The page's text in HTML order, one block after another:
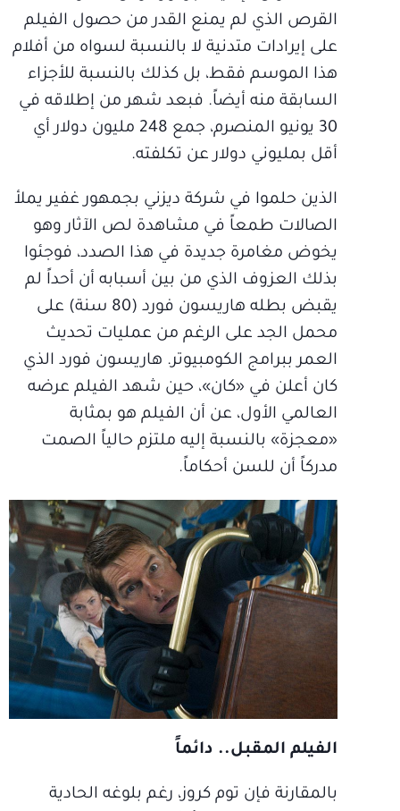
القرص الذي لم يمنع القدر من حصول الفيلم
على إيرادات متدنية لا بالنسبة لسواه من أفلام
هذا الموسم فقط، بل كذلك بالنسبة للأجزاء
السابقة منه أيضاً. فبعد شهر من إطلاقه في
30 يونيو المنصرم، جمع 248 مليون دولار أي
أقل بمليوني دولار عن تكلفته.
الذين حلموا في شركة ديزني بجمهور غفير يملأ
الصالات طمعاً في مشاهدة لص الآثار وهو
يخوض مغامرة جديدة في هذا الصدد، فوجئوا
بذلك العزوف الذي من بين أسبابه أن أحداً لم
يقبض بطله هاريسون فورد (80 سنة) على
محمل الجد على الرغم من عمليات تحديث
العمر ببرامج الكومبيوتر. هاريسون فورد الذي
كان أعلن في «كان»، حين شهد الفيلم عرضه
العالمي الأول، عن أن الفيلم هو بمثابة
«معجزة» بالنسبة إليه ملتزم حالياً الصمت
مدركاً أن للسن أحكاماً.
الفيلم المقبل.. دائماً
بالمقارنة فإن توم كروز، رغم بلوغه الحادية